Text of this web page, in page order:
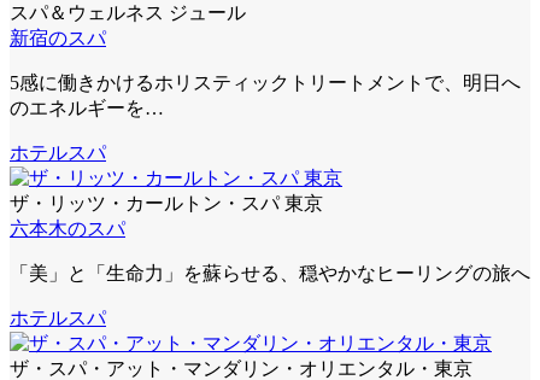
スパ＆ウェルネス ジュール
新宿のスパ
5感に働きかけるホリスティックトリートメントで、明日へ
のエネルギーを…
ホテルスパ
ザ・リッツ・カールトン・スパ 東京
六本木のスパ
「美」と「生命力」を蘇らせる、穏やかなヒーリングの旅へ
ホテルスパ
ザ・スパ・アット・マンダリン・オリエンタル・東京